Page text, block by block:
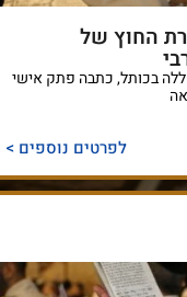
החוץ של
בכותל, כתבה פתק אישי
לפרטים נוספים >